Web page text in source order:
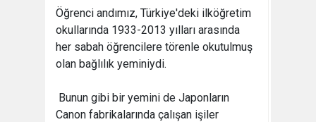
Öğrenci andımız, Türkiye'deki ilköğretim
okullarında 1933-2013 yılları arasında
her sabah öğrencilere törenle okutulmuş
olan bağlılık yeminiydi.
Bunun gibi bir yemini de Japonların
Canon fabrikalarında çalışan işiler